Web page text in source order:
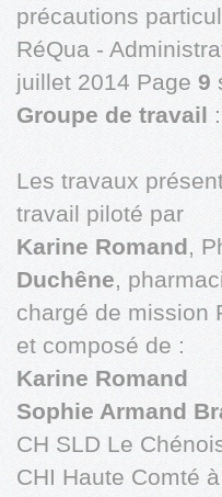
précautions
RéQua -
juillet 2014 Page 9
Groupe de travail :
Les travaux
travail piloté par
Karine Romand,
Duchêne,
chargé de mission
et composé de :
Karine Romand
Sophie Armand
CH SLD Le
CHI Haute Comté